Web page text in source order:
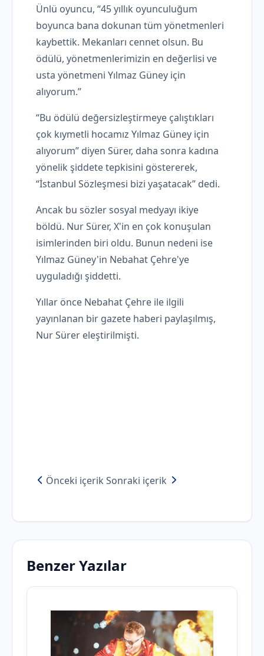
Ünlü oyuncu, “45 yıllık oyunculuğum
boyunca bana dokunan tüm yönetmenleri
kaybettik. Mekanları cennet olsun. Bu
ödülü, yönetmenlerimizin en değerlisi ve
usta yönetmeni Yılmaz Güney için
alıyorum.”
“Bu ödülü değersizleştirmeye çalıştıkları
çok kıymetli hocamız Yılmaz Güney için
alıyorum” diyen Sürer, daha sonra kadına
yönelik şiddete tepkisini göstererek,
“İstanbul Sözleşmesi bizi yaşatacak” dedi.
Ancak bu sözler sosyal medyayı ikiye
böldü. Nur Sürer, X'in en çok konuşulan
isimlerinden biri oldu. Bunun nedeni ise
Yılmaz Güney'in Nebahat Çehre'ye
uyguladığı şiddetti.
Yıllar önce Nebahat Çehre ile ilgili
yayınlanan bir gazete haberi paylaşılmış,
Nur Sürer eleştirilmişti.
Önceki içerik Sonraki içerik
Benzer Yazılar